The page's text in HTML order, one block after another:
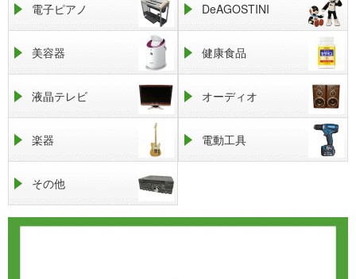
電子ピアノ DeAGOSTINI
美容器 健康食品
液晶テレビ オーディオ
楽器 電動工具
その他